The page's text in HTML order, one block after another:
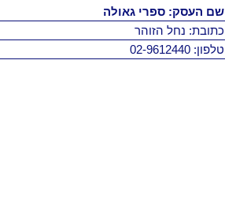
שם העסק: ספרי גאולה
כתובת: נחל הזוהר
טלפון: 02-9612440